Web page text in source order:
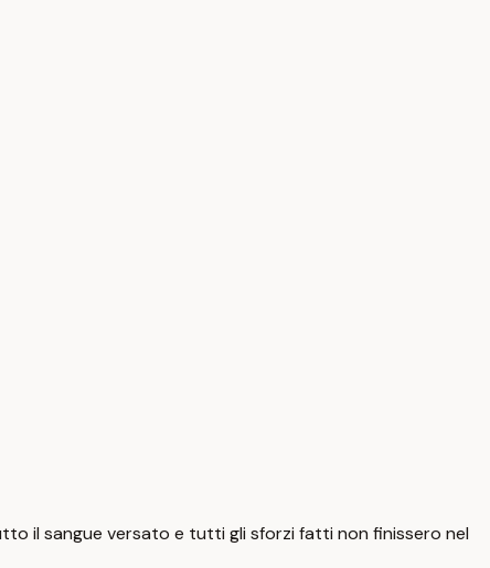
il sangue versato e tutti gli sforzi fatti non finissero nel